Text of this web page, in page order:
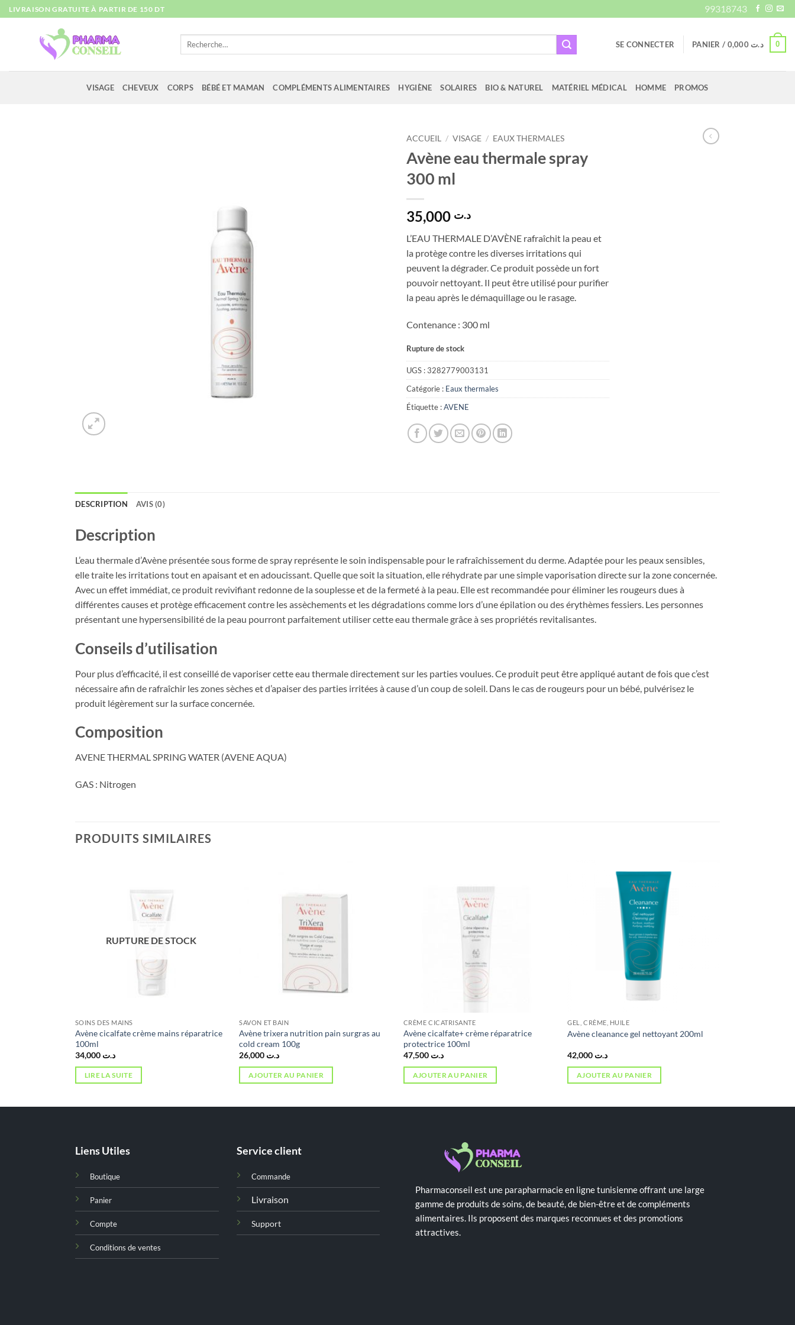
Passer
au
LIVRAISON GRATUITE À PARTIR DE 150 DT 99318743
Recherche
SE CONNECTER PANIER / د.ت 0,000 0
VISAGE CHEVEUX CORPS BÉBÉ ET MAMAN COMPLÉMENTS ALIMENTAIRES HYGIÈNE SOLAIRES BIO & NATUREL MATÉRIEL MÉDICAL HOMME PROMOS
ACCUEIL / VISAGE / EAUX THERMALES
Avène eau thermale spray
300 ml
د.ت
L’EAU THERMALE D’AVÈNE rafraîchit la peau et
la protège contre les diverses irritations qui
peuvent la dégrader. Ce produit possède un fort
pouvoir nettoyant. Il peut être utilisé pour purifier
la peau après le démaquillage ou le rasage.
Contenance : 300 ml
Rupture de stock
UGS :3282779003131
Catégorie : Eaux thermales
Étiquette :AVENE
DESCRIPTION AVIS (0)
Description
L’eau thermale d’Avène présentée sous forme de spray représente le soin indispensable pour le rafraîchissement du derme. Adaptée pour les peaux sensibles,
elle traite les irritations tout en apaisant et en adoucissant. Quelle que soit la situation, elle réhydrate par une simple vaporisation directe sur la zone concernée.
Avec un effet immédiat, ce produit revivifiant redonne de la souplesse et de la fermeté à la peau. Elle est recommandée pour éliminer les rougeurs dues à
différentes causes et protège efficacement contre les assèchements et les dégradations comme lors d’une épilation ou des érythèmes fessiers. Les personnes
présentant une hypersensibilité de la peau pourront parfaitement utiliser cette eau thermale grâce à ses propriétés revitalisantes.
Conseils d’utilisation
Pour plus d’efficacité, il est conseillé de vaporiser cette eau thermale directement sur les parties voulues. Ce produit peut être appliqué autant de fois que c’est
nécessaire afin de rafraîchir les zones sèches et d’apaiser des parties irritées à cause d’un coup de soleil. Dans le cas de rougeurs pour un bébé, pulvérisez le
produit légèrement sur la surface concernée.
Composition
AVENE THERMAL SPRING WATER (AVENE AQUA)
GAS : Nitrogen
PRODUITS SIMILAIRES
RUPTURE DE STOCK
SOINS DES MAINS
Avène cicalfate crème mains réparatrice
100ml
د.ت 34,000
LIRE LA SUITE
SAVON ET BAIN
Avène trixera nutrition pain surgras au
cold cream 100g
د.ت
AJOUTER AU PANIER
CRÈME CICATRISANTE
Avène cicalfate+ crème réparatrice
protectrice 100ml
د.ت 47,500
AJOUTER AU PANIER
GEL, CRÈME, HUILE
Avène cleanance gel nettoyant 200ml
د.ت
AJOUTER AU PANIER
Liens Utiles
Boutique
Panier
Compte
Conditions de ventes
Service client
Commande
Livraison
Support
Pharmaconseil est une parapharmacie en ligne tunisienne offrant une large
gamme de produits de soins, de beauté, de bien-être et de compléments
alimentaires. Ils proposent des marques reconnues et des promotions
attractives.